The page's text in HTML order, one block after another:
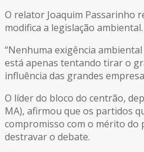
O relator Joaquim Passarinho
modifica a legislação ambiental.
“Nenhuma exigência
está apenas tentando tirar o
influência das grandes
O líder do bloco do centrão,
MA), afirmou que os partidos
compromisso com o mérito do
destravar o debate.